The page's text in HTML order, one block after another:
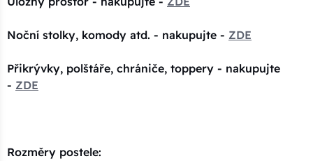
Noční stolky, komody atd. - nakupujte - ZDE
Přikrývky, polštáře, chrániče, toppery - nakupujte
- ZDE
Rozměry postele: